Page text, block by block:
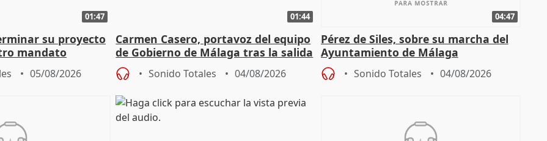
01:47
su proyecto
mandato
05/08/2026
01:44
Carmen Casero, portavoz del equipo
de Gobierno de Málaga tras la salida
de Pérez de Siles
Sonido Totales 04/08/2026
04:47
Pérez de Siles, sobre su marcha del
Ayuntamiento de Málaga
Sonido Totales 04/08/2026